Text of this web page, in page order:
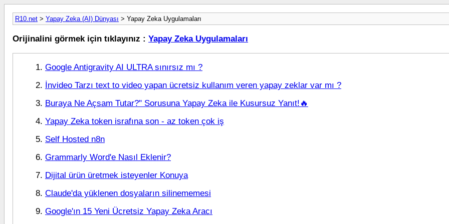
R10.net > Yapay Zeka (AI) Dünyası > Yapay Zeka Uygulamaları
Orijinalini görmek için tıklayınız : Yapay Zeka Uygulamaları
Google Antigravity AI ULTRA sınırsız mı ?
İnvideo Tarzı text to video yapan ücretsiz kullanım veren yapay zeklar var mı ?
Buraya Ne Açsam Tutar?" Sorusuna Yapay Zeka ile Kusursuz Yanıt!🔥
Yapay Zeka token israfına son - az token çok iş
Self Hosted n8n
Grammarly Word'e Nasıl Eklenir?
Dijital ürün üretmek isteyenler Konuya
Claude'da yüklenen dosyaların silinememesi
Google'ın 15 Yeni Ücretsiz Yapay Zeka Aracı